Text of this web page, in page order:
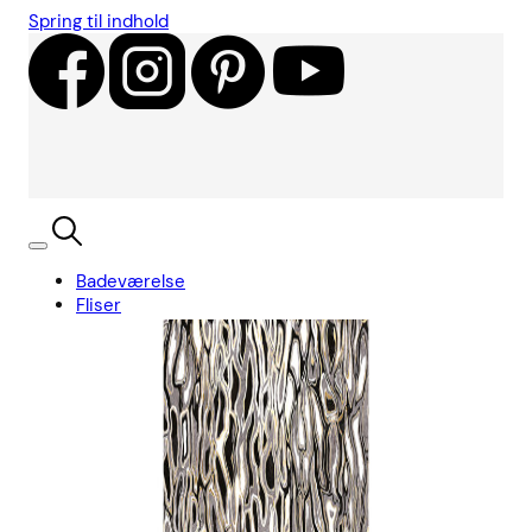
Spring til indhold
Badeværelse
Fliser
Showroom
Kundecases
Søg KurvBook